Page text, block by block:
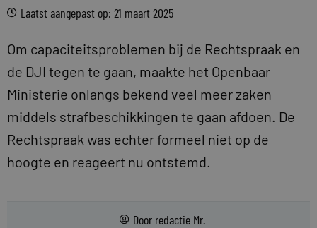
Laatst aangepast op: 21 maart 2025
Om capaciteitsproblemen bij de Rechtspraak en
de DJI tegen te gaan, maakte het Openbaar
Ministerie onlangs bekend veel meer zaken
middels strafbeschikkingen te gaan afdoen. De
Rechtspraak was echter formeel niet op de
hoogte en reageert nu ontstemd.
Door redactie Mr.